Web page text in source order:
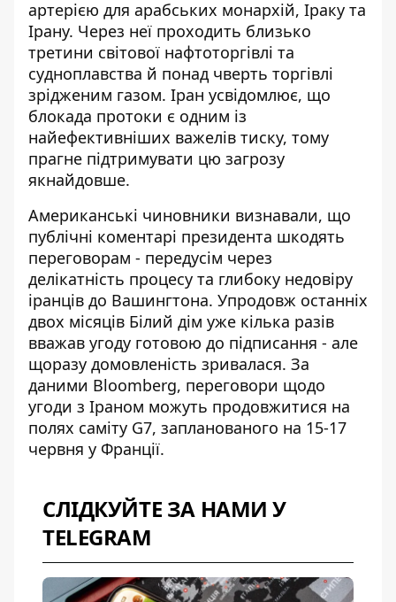
артерією для арабських монархій, Іраку та
Ірану. Через неї проходить близько
третини світової нафтоторгівлі та
судноплавства й понад чверть торгівлі
зрідженим газом. Іран усвідомлює, що
блокада протоки є одним із
найефективніших важелів тиску, тому
прагне підтримувати цю загрозу
якнайдовше.
Американські чиновники визнавали, що
публічні коментарі президента шкодять
переговорам - передусім через
делікатність процесу та глибоку недовіру
іранців до Вашингтона. Упродовж останніх
двох місяців Білий дім уже кілька разів
вважав угоду готовою до підписання - але
щоразу домовленість зривалася. За
даними Bloomberg, переговори щодо
угоди з Іраном можуть продовжитися на
полях саміту G7, запланованого на 15-17
червня у Франції.
СЛІДКУЙТЕ ЗА НАМИ У
TELEGRAM